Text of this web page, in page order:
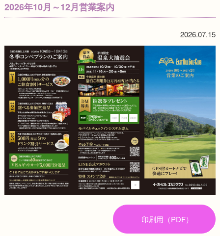
2026年10月～12月営業案内
2026.07.15
印刷用（PDF）